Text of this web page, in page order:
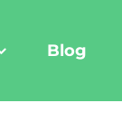
Blog